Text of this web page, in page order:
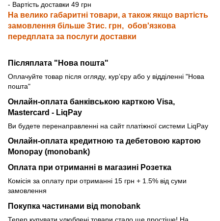
- Вартість доставки 49 грн
На велико габаритні товари, а також якщо вартість
замовлення більше 3тис. грн, обов'язкова
передплата за послуги доставки
Післяплата "Нова пошта"
Оплачуйте товар після огляду, курʼєру або у відділенні "Нова
пошта"
Онлайн-оплата банківською карткою Visa,
Mastercard - LiqPay
Ви будете перенаправленні на сайт платіжної системи LiqPay
Онлайн-оплата кредитною та дебетовою картою
Monopay (monobank)
Оплата при отриманні в магазині Розетка
Комісія за оплату при отриманні 15 грн + 1.5% від суми
замовлення
Покупка частинами від monobank